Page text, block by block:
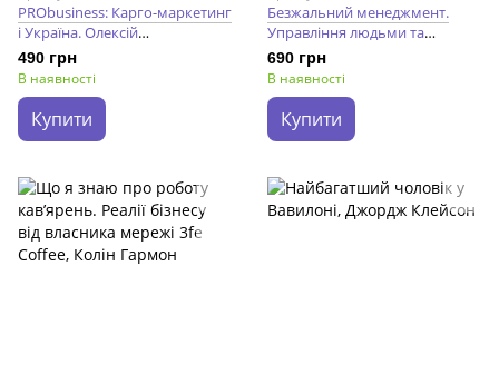
PRObusiness: Карго-маркетинг
і Україна. Олексій
Філановський
490 грн
В наявності
Купити
Безжальний менеджмент.
Управління людьми та
прибутком. Друге видання.
Ден Кеннеді
690 грн
В наявності
Купити